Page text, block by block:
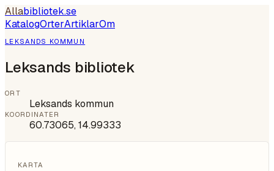
Allabibliotek.se
KatalogOrterArtiklarOm
LEKSANDS KOMMUN
Leksands bibliotek
ORT
Leksands kommun
KOORDINATER
60.73065,14.99333
KARTA